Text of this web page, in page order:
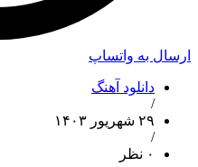
ارسال به واتساپ
دانلود آهنگ
/
۲۹ شهریور ۱۴۰۳
/
۰ نظر